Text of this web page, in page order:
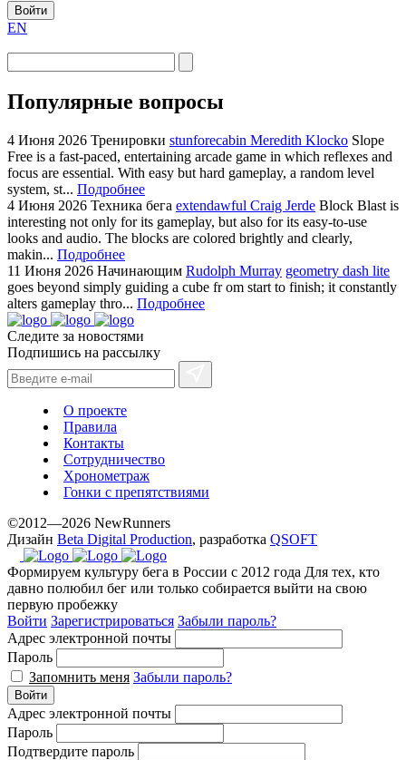
Войти
EN
Популярные вопросы
4 Июня 2026 Тренировки stunforecabin Meredith Klocko Slope
Free is a fast-paced, entertaining arcade game in which reflexes and
focus are essential. With easy but hard gameplay, a random level
system, st... Подробнее
4 Июня 2026 Техника бега extendawful Craig Jerde Block Blast is
interesting not only for its gameplay, but also for its easy-to-use
looks and audio. The blocks are colored brightly and clearly,
makin... Подробнее
11 Июня 2026 Начинающим Rudolph Murray geometry dash lite
goes beyond simply guiding a cube fr om start to finish; it constantly
alters gameplay thro... Подробнее
Следите за новостями
Подпишись на рассылку
О проекте
Правила
Контакты
Сотрудничество
Хронометраж
Гонки с препятствиями
©2012—2026 NewRunners
Дизайн Beta Digital Production, разработка QSOFT
Формируем культуру бега в России с 2012 года Для тех, кто
давно полюбил бег или только собирается выйти на свою
первую пробежку
Войти Зарегистрироваться Забыли пароль?
Адрес электронной почты
Пароль
Запомнить меня Забыли пароль?
Войти
Адрес электронной почты
Пароль
Подтвердите пароль